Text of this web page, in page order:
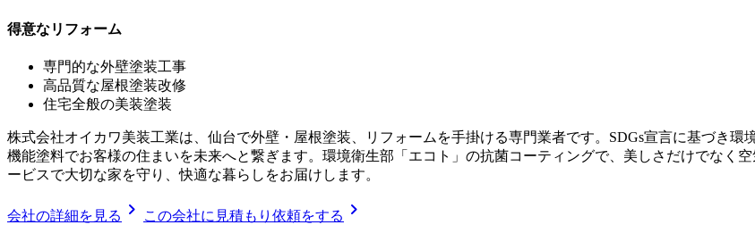
得意なリフォーム
専門的な外壁塗装工事
高品質な屋根塗装改修
住宅全般の美装塗装
株式会社オイカワ美装工業は、仙台で外壁・屋根塗装、リフォームを手掛ける専門業者です。SDGs宣言に基づき
機能塗料でお客様の住まいを未来へと繋ぎます。環境衛生部「エコト」の抗菌コーティングで、美しさだけでなく
ービスで大切な家を守り、快適な暮らしをお届けします。
会社の詳細を見る chevron_right この会社に見積もり依頼をする chevron_right